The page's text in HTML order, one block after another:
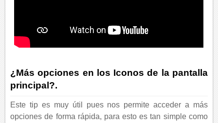
¿Más opciones en los Iconos de la pantalla
principal?.
Este tip es muy útil pues nos permite acceder a más
opciones de forma rápida, para esto es tan simple como